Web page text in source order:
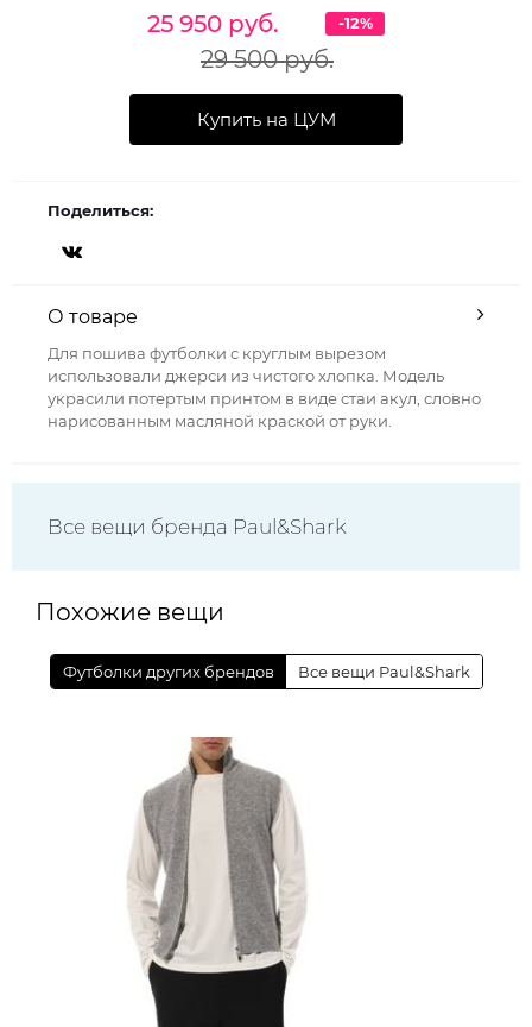
25 950 руб.
29 500 руб.
-12%
Купить на ЦУМ
Поделиться:
О товаре
Для пошива футболки с круглым вырезом
использовали джерси из чистого хлопка. Модель
украсили потертым принтом в виде стаи акул, словно
нарисованным масляной краской от руки.
Все вещи бренда Paul&Shark
Похожие вещи
Футболки других брендов Все вещи Paul&Shark